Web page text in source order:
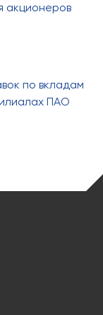
акционеров
по вкладам
ПАО